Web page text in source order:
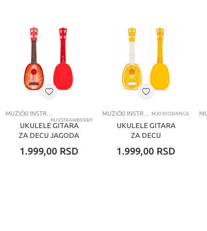
univerzalno
4-6 godina
MUZICKI INSTRUMENTI
MUZIČKI INSTRUMENTI
MJ3STRAWBERRY
UKULELE GITARA
ZA DECU JAGODA
1.999,00 RSD
MUZIČKI INSTRUMENTI MJ030ORANGE
UKULELE GITARA
ZA DECU
1.999,00 RSD